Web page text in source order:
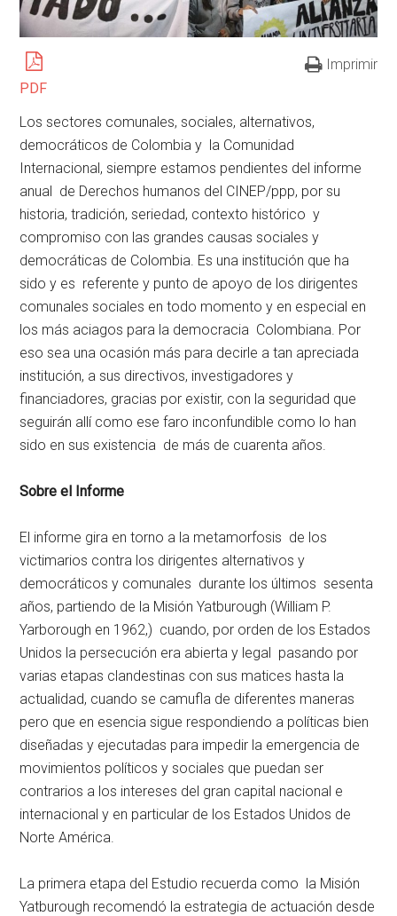
PDF
Imprimir
Los sectores comunales, sociales, alternativos,
democráticos de Colombia y la Comunidad
Internacional, siempre estamos pendientes del informe
anual de Derechos humanos del CINEP/ppp, por su
historia, tradición, seriedad, contexto histórico y
compromiso con las grandes causas sociales y
democráticas de Colombia. Es una institución que ha
sido y es referente y punto de apoyo de los dirigentes
comunales sociales en todo momento y en especial en
los más aciagos para la democracia Colombiana. Por
eso sea una ocasión más para decirle a tan apreciada
institución, a sus directivos, investigadores y
financiadores, gracias por existir, con la seguridad que
seguirán allí como ese faro inconfundible como lo han
sido en sus existencia de más de cuarenta años.
Sobre el Informe
El informe gira en torno a la metamorfosis de los
victimarios contra los dirigentes alternativos y
democráticos y comunales durante los últimos sesenta
años, partiendo de la Misión Yatburough (William P.
Yarborough en 1962,) cuando, por orden de los Estados
Unidos la persecución era abierta y legal pasando por
varias etapas clandestinas con sus matices hasta la
actualidad, cuando se camufla de diferentes maneras
pero que en esencia sigue respondiendo a políticas bien
diseñadas y ejecutadas para impedir la emergencia de
movimientos políticos y sociales que puedan ser
contrarios a los intereses del gran capital nacional e
internacional y en particular de los Estados Unidos de
Norte América.
La primera etapa del Estudio recuerda como la Misión
Yatburough recomendó la estrategia de actuación desde